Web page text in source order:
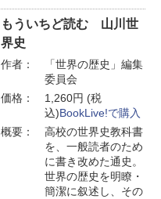
もういちど読む 山川世
界史
作者：
「世界の歴史」編集
委員会
価格：
1,260円 (税
込)BookLive!で購入
概要：
高校の世界史教科書
を、一般読者のため
に書き改めた通史。
世界の歴史を明瞭・
簡潔に叙述し、その